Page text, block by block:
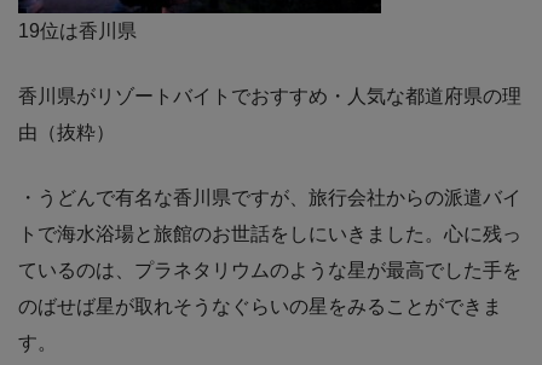
19位は香川県
香川県がリゾートバイトでおすすめ・人気な都道府県の理
由（抜粋）
・うどんで有名な香川県ですが、旅行会社からの派遣バイ
トで海水浴場と旅館のお世話をしにいきました。心に残っ
ているのは、プラネタリウムのような星が最高でした手を
のばせば星が取れそうなぐらいの星をみることができま
す。